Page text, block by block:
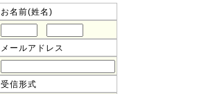
お名前(姓名)
メールアドレス
受信形式